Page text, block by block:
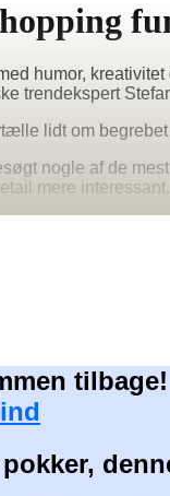
humor,
trendekspert
lidt om
nogle af de
mere